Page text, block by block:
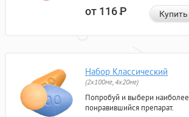
от 116Р Купить
Набор Классический
(2x100мг, 4x20мг)
Попробуй и выбери наиболее
понравившийся препарат.